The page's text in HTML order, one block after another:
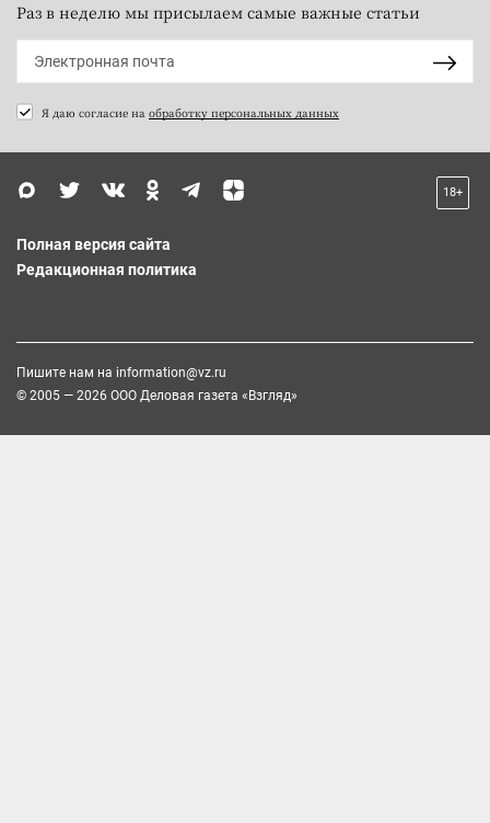
Раз в неделю мы присылаем самые важные статьи
Я даю согласие на обработку персональных данных
18+
Полная версия сайта
Редакционная политика
Пишите нам на information@vz.ru
© 2005 — 2026 ООО Деловая газета «Взгляд»